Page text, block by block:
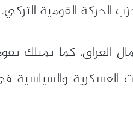
الحركة القومية
كما يمتلك
العسكرية